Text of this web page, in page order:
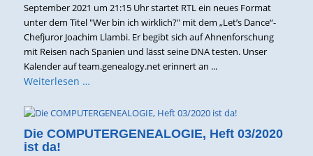
September 2021 um 21:15 Uhr startet RTL ein neues Format
unter dem Titel "Wer bin ich wirklich?" mit dem „Let’s Dance“-
Chefjuror Joachim Llambi. Er begibt sich auf Ahnenforschung
mit Reisen nach Spanien und lässt seine DNA testen. Unser
Kalender auf team.genealogy.net erinnert an ...
Weiterlesen …
Die COMPUTERGENEALOGIE, Heft 03/2020
ist da!